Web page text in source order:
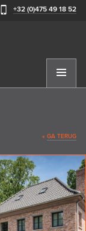
+32 (0)475 49 18 52
« GA TERUG